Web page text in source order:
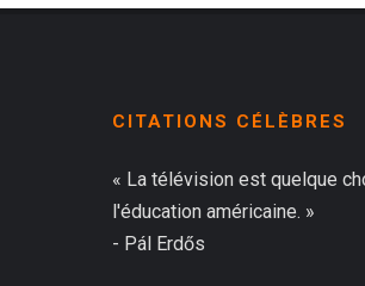
CITATIONS CÉLÈBRES
« La télévision est quelque
l'éducation américaine. »
- Pál Erdős